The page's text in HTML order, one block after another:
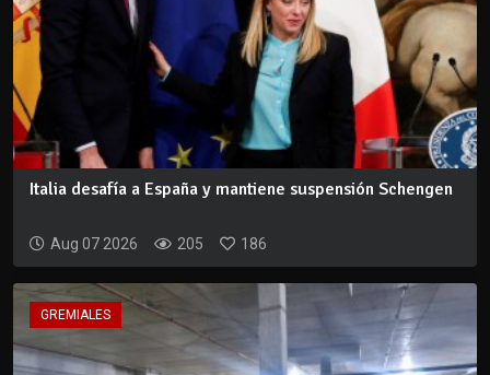
Italia desafía a España y mantiene suspensión Schengen
Aug 07 2026 205 186
GREMIALES